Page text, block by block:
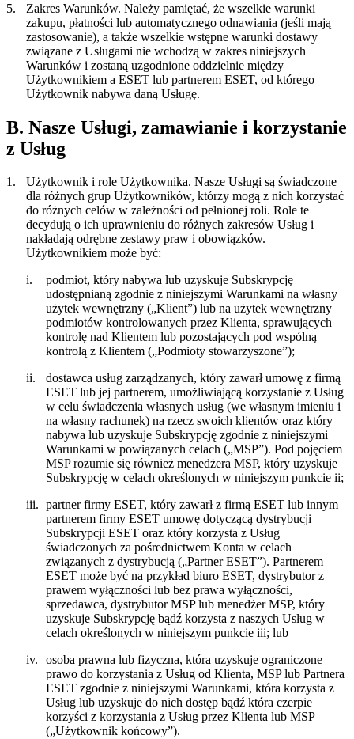
5.
Zakres Warunków. Należy pamiętać, że wszelkie warunki
zakupu, płatności lub automatycznego odnawiania (jeśli mają
zastosowanie), a także wszelkie wstępne warunki dostawy
związane z Usługami nie wchodzą w zakres niniejszych
Warunków i zostaną uzgodnione oddzielnie między
Użytkownikiem a ESET lub partnerem ESET, od którego
Użytkownik nabywa daną Usługę.
B. Nasze Usługi, zamawianie i korzystanie
z Usług
1. Użytkownik i role Użytkownika. Nasze Usługi są świadczone
dla różnych grup Użytkowników, którzy mogą z nich korzystać
do różnych celów w zależności od pełnionej roli. Role te
decydują o ich uprawnieniu do różnych zakresów Usług i
nakładają odrębne zestawy praw i obowiązków.
Użytkownikiem może być:
i.
podmiot, który nabywa lub uzyskuje Subskrypcję
udostępnianą zgodnie z niniejszymi Warunkami na własny
użytek wewnętrzny („Klient”) lub na użytek wewnętrzny
podmiotów kontrolowanych przez Klienta, sprawujących
kontrolę nad Klientem lub pozostających pod wspólną
kontrolą z Klientem („Podmioty stowarzyszone”);
ii.
dostawca usług zarządzanych, który zawarł umowę z firmą
ESET lub jej partnerem, umożliwiającą korzystanie z Usług
w celu świadczenia własnych usług (we własnym imieniu i
na własny rachunek) na rzecz swoich klientów oraz który
nabywa lub uzyskuje Subskrypcję zgodnie z niniejszymi
Warunkami w powiązanych celach („MSP”). Pod pojęciem
MSP rozumie się również menedżera MSP, który uzyskuje
Subskrypcję w celach określonych w niniejszym punkcie ii;
iii. partner firmy ESET, który zawarł z firmą ESET lub innym
partnerem firmy ESET umowę dotyczącą dystrybucji
Subskrypcji ESET oraz który korzysta z Usług
świadczonych za pośrednictwem Konta w celach
związanych z dystrybucją („Partner ESET”). Partnerem
ESET może być na przykład biuro ESET, dystrybutor z
prawem wyłączności lub bez prawa wyłączności,
sprzedawca, dystrybutor MSP lub menedżer MSP, który
uzyskuje Subskrypcję bądź korzysta z naszych Usług w
celach określonych w niniejszym punkcie iii; lub
iv.
osoba prawna lub fizyczna, która uzyskuje ograniczone
prawo do korzystania z Usług od Klienta, MSP lub Partnera
ESET zgodnie z niniejszymi Warunkami, która korzysta z
Usług lub uzyskuje do nich dostęp bądź która czerpie
korzyści z korzystania z Usług przez Klienta lub MSP
(„Użytkownik końcowy”).